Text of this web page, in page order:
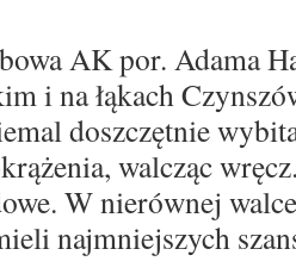
AK por. Adama
i na łąkach
doszczętnie
żenia, walcząc
W nierównej
najmniejszych